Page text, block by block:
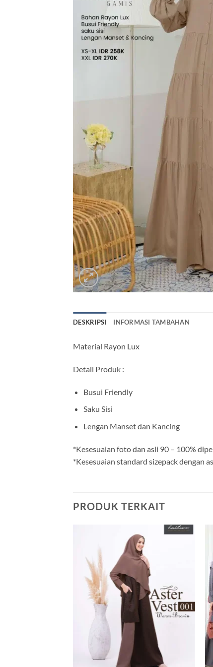
DESKRIPSI INFORMASI TAMBAHAN
Material Rayon Lux
Detail Produk :
Busui Friendly
Saku Sisi
Lengan Manset dan Kancing
*Kesesuaian foto dan asli 90 – 100%
*Kesesuaian standard sizepack dengan
PRODUK TERKAIT